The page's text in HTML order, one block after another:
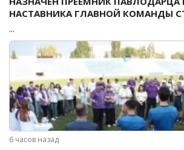
НАСТАВНИКА ГЛАВНОЙ КОМАНДЫ
...
6 часов назад